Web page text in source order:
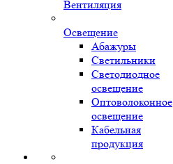
Вентиляция
Освещение
Абажуры
Светильники
Светодиодное
освещение
Оптоволоконное
освещение
Кабельная
продукция